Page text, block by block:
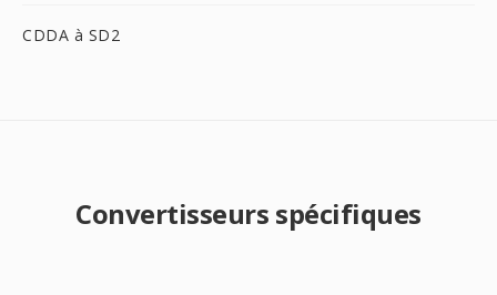
CDDA à SD2
Convertisseurs spécifiques